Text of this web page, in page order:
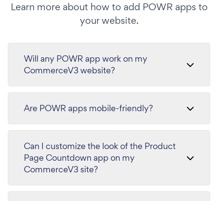
Learn more about how to add POWR apps to
your website.
Will any POWR app work on my
CommerceV3 website?
Are POWR apps mobile-friendly?
Can I customize the look of the Product
Page Countdown app on my
CommerceV3 site?